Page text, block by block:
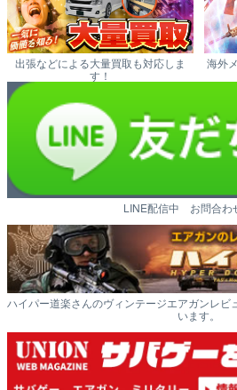
出張などによる大量買取も対応しま
す！
海外
LINE配信中 お問合わ
ハイパー道楽さんのヴィンテージエアガンレビ
います。